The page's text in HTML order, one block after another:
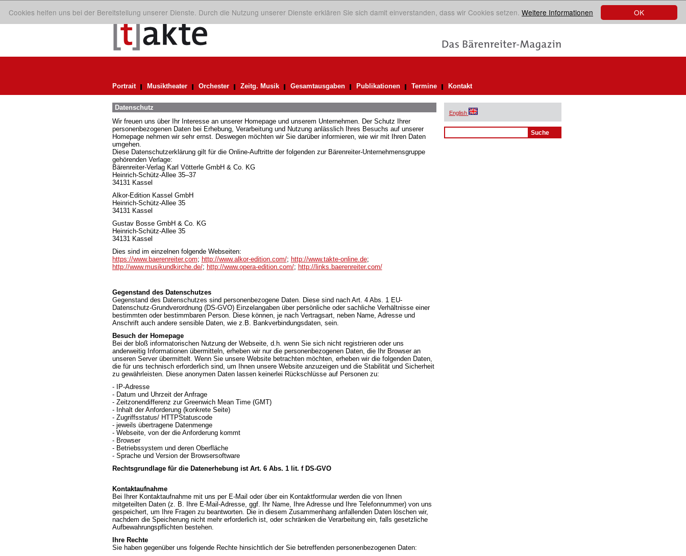
OK
Cookies helfen uns bei der Bereitstellung unserer Dienste. Durch die Nutzung unserer Dienste erklären Sie sich damit einverstanden, dass wir Cookies setzen. Weitere Informationen
Portrait Musiktheater Orchester Zeitg. Musik Gesamtausgaben Publikationen Termine Kontakt
Datenschutz
Wir freuen uns über Ihr Interesse an unserer Homepage und unserem Unternehmen. Der Schutz Ihrer
personenbezogenen Daten bei Erhebung, Verarbeitung und Nutzung anlässlich Ihres Besuchs auf unserer
Homepage nehmen wir sehr ernst. Deswegen möchten wir Sie darüber informieren, wie wir mit Ihren Daten
umgehen.
Diese Datenschutzerklärung gilt für die Online-Auftritte der folgenden zur Bärenreiter-Unternehmensgruppe
gehörenden Verlage:
Bärenreiter-Verlag Karl Vötterle GmbH & Co. KG
Heinrich-Schütz-Allee 35–37
34131 Kassel
Alkor-Edition Kassel GmbH
Heinrich-Schütz-Allee 35
34131 Kassel
Gustav Bosse GmbH & Co. KG
Heinrich-Schütz-Allee 35
34131 Kassel
Dies sind im einzelnen folgende Webseiten:
https://www.baerenreiter.com; http://www.alkor-edition.com/; http://www.takte-online.de;
http://www.musikundkirche.de/; http://www.opera-edition.com/; http://links.baerenreiter.com/
Gegenstand des Datenschutzes
Gegenstand des Datenschutzes sind personenbezogene Daten. Diese sind nach Art. 4 Abs. 1 EU-
Datenschutz-Grundverordnung (DS-GVO) Einzelangaben über persönliche oder sachliche Verhältnisse einer
bestimmten oder bestimmbaren Person. Diese können, je nach Vertragsart, neben Name, Adresse und
Anschrift auch andere sensible Daten, wie z.B. Bankverbindungsdaten, sein.
Besuch der Homepage
Bei der bloß informatorischen Nutzung der Webseite, d.h. wenn Sie sich nicht registrieren oder uns
anderweitig Informationen übermitteln, erheben wir nur die personenbezogenen Daten, die Ihr Browser an
unseren Server übermittelt. Wenn Sie unsere Website betrachten möchten, erheben wir die folgenden Daten,
die für uns technisch erforderlich sind, um Ihnen unsere Website anzuzeigen und die Stabilität und Sicherheit
zu gewährleisten. Diese anonymen Daten lassen keinerlei Rückschlüsse auf Personen zu:
- IP-Adresse
- Datum und Uhrzeit der Anfrage
- Zeitzonendifferenz zur Greenwich Mean Time (GMT)
- Inhalt der Anforderung (konkrete Seite)
- Zugriffsstatus/ HTTPStatuscode
- jeweils übertragene Datenmenge
- Webseite, von der die Anforderung kommt
- Browser
- Betriebssystem und deren Oberfläche
- Sprache und Version der Browsersoftware
Rechtsgrundlage für die Datenerhebung ist Art. 6 Abs. 1 lit. f DS-GVO
Kontaktaufnahme
Bei Ihrer Kontaktaufnahme mit uns per E-Mail oder über ein Kontaktformular werden die von Ihnen
mitgeteilten Daten (z. B. Ihre E-Mail-Adresse, ggf. Ihr Name, Ihre Adresse und Ihre Telefonnummer) von uns
gespeichert, um Ihre Fragen zu beantworten. Die in diesem Zusammenhang anfallenden Daten löschen wir,
nachdem die Speicherung nicht mehr erforderlich ist, oder schränken die Verarbeitung ein, falls gesetzliche
Aufbewahrungspflichten bestehen.
Ihre Rechte
Sie haben gegenüber uns folgende Rechte hinsichtlich der Sie betreffenden personenbezogenen Daten:
English